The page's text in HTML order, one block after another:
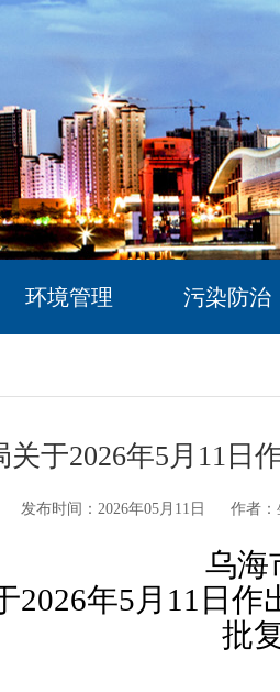
环境管理 污染防治
于2026年5月11日
发布时间：2026年05月11日 作者：
乌海
2026年5月 11日 作
批